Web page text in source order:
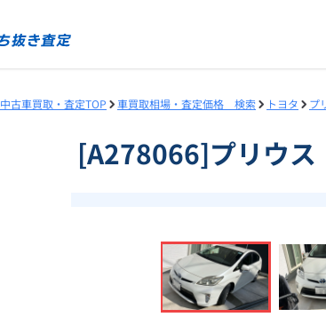
中古車買取・査定TOP 車買取相場・査定価格 検索 トヨタ プ
[A278066]プリウ